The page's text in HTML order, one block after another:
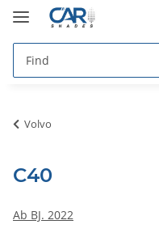
Volvo
C40
Ab BJ. 2022